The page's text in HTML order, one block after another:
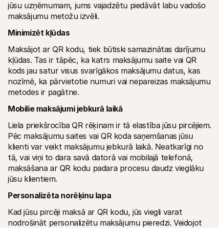
jūsu uzņēmumam, jums vajadzētu piedāvāt labu vadošo
maksājumu metožu izvēli.
Minimizēt kļūdas
Maksājot ar QR kodu, tiek būtiski samazinātas darījumu
kļūdas. Tas ir tāpēc, ka katrs maksājumu saite vai QR
kods jau satur visus svarīgākos maksājumu datus, kas
nozīmē, ka pārvietotie numuri vai nepareizas maksājumu
metodes ir pagātne.
Mobilie maksājumi jebkurā laikā
Liela priekšrocība QR rēķinam ir tā elastība jūsu pircējiem.
Pēc maksājumu saites vai QR koda saņemšanas jūsu
klienti var veikt maksājumu jebkurā laikā. Neatkarīgi no
tā, vai viņi to dara savā datorā vai mobilajā telefonā,
maksāšana ar QR kodu padara procesu daudz vieglāku
jūsu klientiem.
Personalizēta norēķinu lapa
Kad jūsu pircēji maksā ar QR kodu, jūs viegli varat
nodrošināt personalizētu maksājumu pieredzi. Veidojot